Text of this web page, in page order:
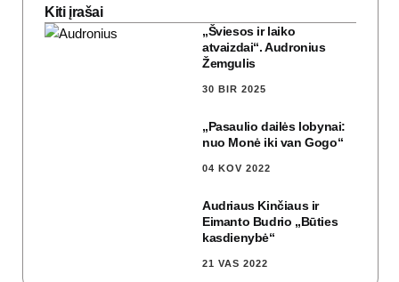
Kiti įrašai
„Šviesos ir laiko
atvaizdai“. Audronius
Žemgulis
30 BIR 2025
„Pasaulio dailės lobynai:
nuo Monė iki van Gogo“
04 KOV 2022
Audriaus Kinčiaus ir
Eimanto Budrio „Būties
kasdienybė“
21 VAS 2022